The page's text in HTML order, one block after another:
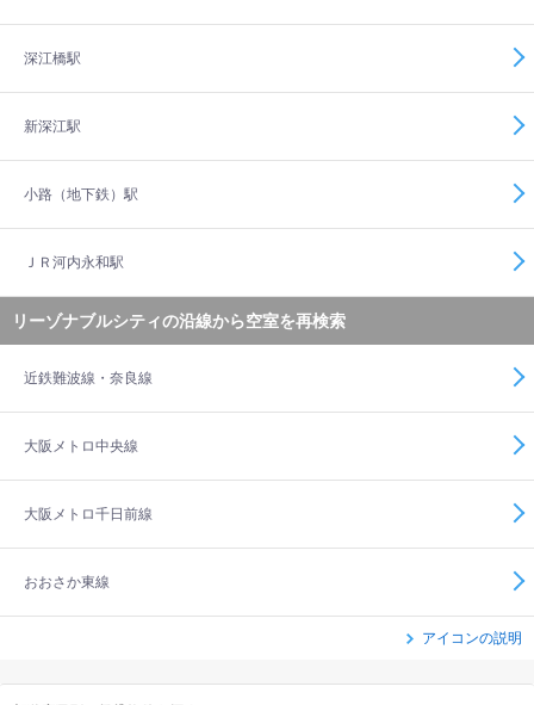
深江橋駅
新深江駅
小路（地下鉄）駅
ＪＲ河内永和駅
リーゾナブルシティの沿線から空室を再検索
近鉄難波線・奈良線
大阪メトロ中央線
大阪メトロ千日前線
おおさか東線
アイコンの説明